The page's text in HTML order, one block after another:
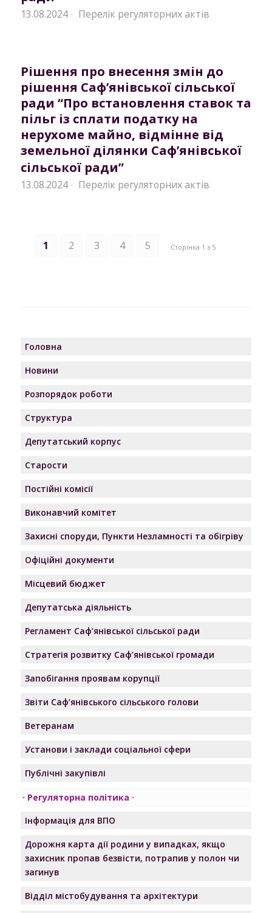
13.08.2024 · Перелік регуляторних актів
Рішення про внесення змін до
рішення Саф’янівської сільської
ради “Про встановлення ставок та
пільг із сплати податку на
нерухоме майно, відмінне від
земельної ділянки Саф’янівської
сільської ради”
13.08.2024 · Перелік регуляторних актів
Сторінка 1 з 5
1 2 3 4 5
Головна
Новини
Розпорядок роботи
Структура
Депутатський корпус
Старости
Постійні комісії
Виконавчий комітет
Захисні споруди, Пункти Незламності та обігріву
Офіційні документи
Місцевий бюджет
Депутатська діяльність
Регламент Саф’янівської сільської ради
Стратегія розвитку Саф’янівської громади
Запобігання проявам корупції
Звіти Саф’янівського сільського голови
Ветеранам
Установи і заклади соціальної сфери
Публічні закупівлі
Регуляторна політика
Інформація для ВПО
Дорожня карта дії родини у випадках, якщо
захисник пропав безвісти, потрапив у полон чи
загинув
Відділ містобудування та архітектури